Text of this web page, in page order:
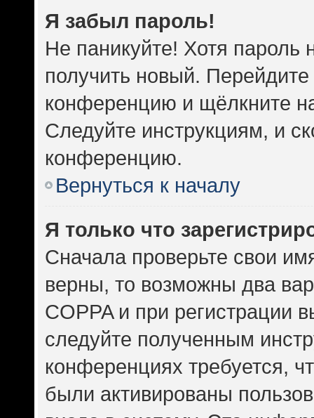
Я забыл пароль!
Не паникуйте! Хотя пароль
получить новый.
конференцию и щёлкните
Следуйте инструкциям, и
конференцию.
Вернуться к началу
Я только что
Сначала проверьте свои
верны, то возможны два
COPPA и при регистрации
следуйте полученным
конференциях требуется,
были активированы